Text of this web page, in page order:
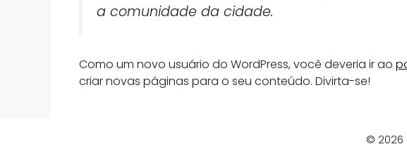
a comunidade da cidade.
Como um novo usuário do WordPress, você deveria ir ao
criar novas páginas para o seu conteúdo. Divirta-se!
© 2026